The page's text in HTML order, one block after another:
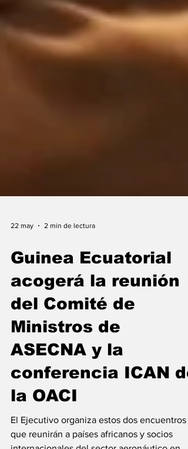
Guinea Ecuatorial
acogerá la reunión
del Comité de
Ministros de
ASECNA y la
conferencia ICAN de
la OACI
El Ejecutivo organiza estos dos encuentros